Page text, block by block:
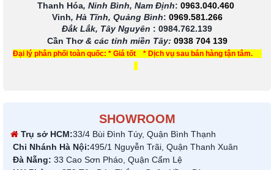
Thanh Hóa, Ninh Bình, Nam Định: 0963.040.460
Vinh, Hà Tĩnh, Quảng Bình: 0969.581.266
Đắk Lắk, Tây Nguyên : 0984.762.139
Cần Thơ & các tỉnh miền Tây: 0938 704 139
Đại lý phân phối toàn quốc: * Giá tốt * Dịch vụ sau bán hàng tận tâm.
SHOWROOM
Trụ sở HCM:33/4 Bùi Đình Túy, Quận Bình Thạnh
Chi Nhánh Hà Nội:495/1 Nguyễn Trãi, Quận Thanh Xuân
Đà Nẵng: 33 Cao Sơn Pháo, Quận Cẩm Lệ